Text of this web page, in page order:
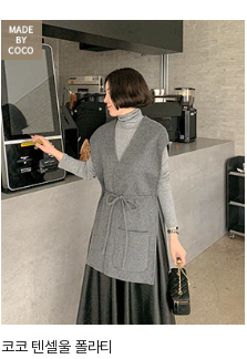
코코 텐셀울 폴라티